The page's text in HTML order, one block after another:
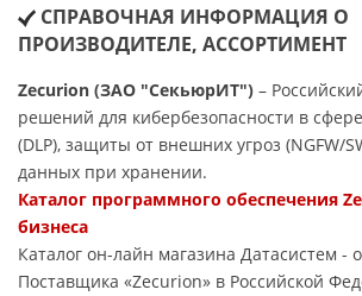
СПРАВОЧНАЯ ИНФОРМАЦИЯ О
ПРОИЗВОДИТЕЛЕ, АССОРТИМЕНТ
Zecurion (ЗАО "СекьюрИТ") –
решений для кибербезопасности в
(DLP), защиты от внешних угроз (NGFW/
данных при хранении.
Каталог программного обеспечения
бизнеса
Каталог он-лайн магазина Датасиcтем -
Поставщика «Zecurion» в Российской